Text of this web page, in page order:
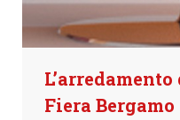
Fiera Bergamo